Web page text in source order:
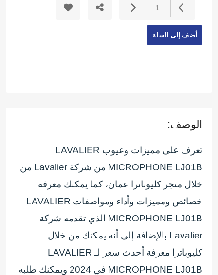
1
أضف إلى السلة
الوصف:
تعرف على مميزات وعيوب LAVALIER
MICROPHONE LJ01B من شركة Lavalier من
خلال متجر كليوباترا عمان، كما يمكنك معرفة
خصائص ومميزات وأداء ومواصفات LAVALIER
MICROPHONE LJ01B الذي تقدمه شركة
Lavalier بالإضافة إلى أنه يمكنك من خلال
كليوباترا معرفة أحدث سعر لـ LAVALIER
MICROPHONE LJ01B في 2024 ويمكنك طلبه